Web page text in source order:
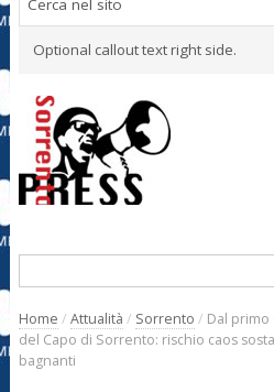
Optional callout text right side.
Home / Attualità / Sorrento / Dal
del Capo di Sorrento: rischio caos
bagnanti